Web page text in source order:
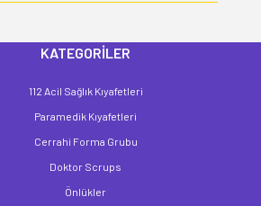
KATEGORİLER
112 Acil Sağlık Kıyafetleri
Paramedik Kıyafetleri
Cerrahi Forma Grubu
Doktor Scrups
Önlükler